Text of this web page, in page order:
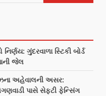
ગુંદરવાળા સ્ટિકી બોર્ડ
જેલ
અહેવાલની અસર:
પાસે સેફ્ટી ફેન્સિંગ